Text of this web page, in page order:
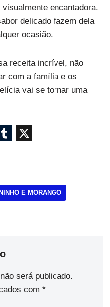
encantadora.
delicado fazem dela
ocasião.
receita incrível, não
com a família e os
vai se tornar uma
E MORANGO
será publicado.
com *